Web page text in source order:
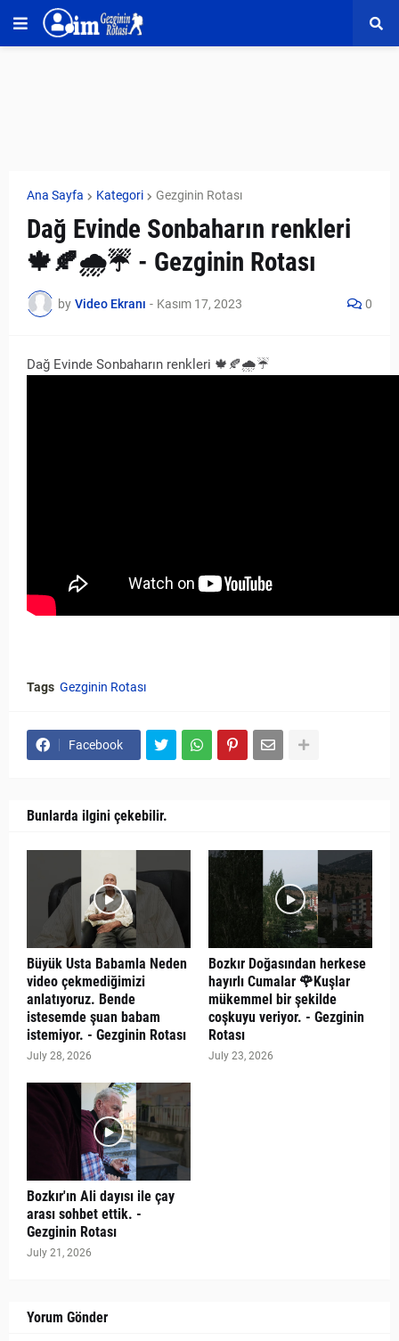
Ana Sayfa Kategori Gezginin Rotası
Dağ Evinde Sonbaharın renkleri
🍁🍂🌧️☔ - Gezginin Rotası
by Video Ekranı - Kasım 17, 2023 0
Dağ Evinde Sonbaharın renkleri 🍁🍂🌧️☔
Tags Gezginin Rotası
Facebook
Bunlarda ilgini çekebilir.
Büyük Usta Babamla Neden
video çekmediğimizi
anlatıyoruz. Bende
istesemde şuan babam
istemiyor. - Gezginin Rotası
July 28, 2026
Bozkır Doğasından herkese
hayırlı Cumalar 🌹Kuşlar
mükemmel bir şekilde
coşkuyu veriyor. - Gezginin
Rotası
July 23, 2026
Bozkır'ın Ali dayısı ile çay
arası sohbet ettik. -
Gezginin Rotası
July 21, 2026
Yorum Gönder